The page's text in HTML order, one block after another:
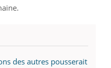
des autres pousserait